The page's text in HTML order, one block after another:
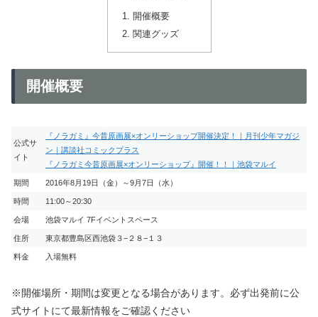
開催概要
関連グッズ
開催概要
公式サ
イト
『ノラガミ』今昔原画展×オンリーショップ開催決定！｜月刊少年マガジ
ン｜講談社コミックプラス
『ノラガミ今昔原画展×オンリーショップ』開催！！｜池袋マルイ
期間 2016年8月19日（金）～9月7日（水）
時間 11:00～20:30
会場 池袋マルイ 7Fイベントスペース
住所 東京都豊島区西池袋３−２８−１３
料金 入場無料
※開催場所・期間は変更となる場合があります。必ず出発前に公
式サイトにて最新情報をご確認ください